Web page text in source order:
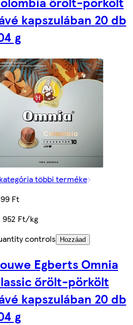
kapszulában 20 db
g
többi terméke
Ft
952 Ft/kg
controls
Hozzáad
Egberts Omnia
őrölt-pörkölt
kapszulában 20 db
g